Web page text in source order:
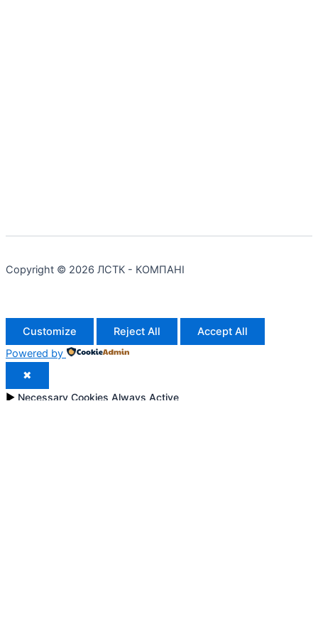
Copyright © 2026 ЛСТК - КОМПАНІ
Customize Reject All
Accept All
Powered by
✖
► Necessary Cookies Always Active